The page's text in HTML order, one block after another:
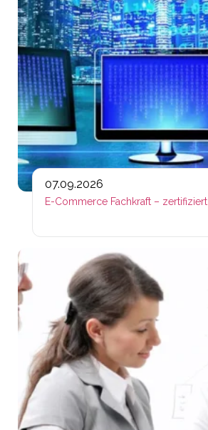
07.09.2026
E-Commerce Fachkraft – zertifiziert